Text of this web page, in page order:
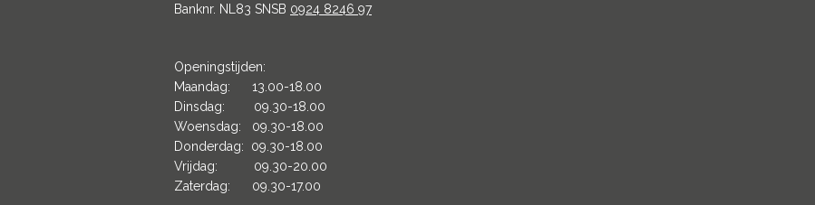
Banknr. NL83 SNSB 0924 8246 97
Openingstijden:
Maandag: 13.00-18.00
Dinsdag: 09.30-18.00
Woensdag: 09.30-18.00
Donderdag: 09.30-18.00
Vrijdag: 09.30-20.00
Zaterdag: 09.30-17.00